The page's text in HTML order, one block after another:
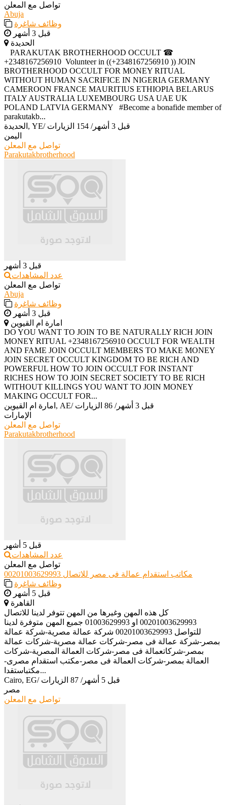
تواصل مع المعلن
Abuja
وظائف شاغرة
قبل 3 أشهر
الحديدة
‎ ‎ ‎ ‎PARAKUTAK BROTHERHOOD OCCULT ☎
+2348167256910 ‎ ‎Volunteer in ((+2348167256910 )) JOIN
BROTHERHOOD OCCULT FOR MONEY RITUAL
WITHOUT HUMAN SACRIFICE IN NIGERIA GERMANY
CAMEROON FRANCE MAURITIUS ETHIOPIA BELARUS
ITALY AUSTRALIA LUXEMBOURG USA UAE UK
POLAND LATVIA GERMANY ‎ ‎ ‎#Become a bonafide member of
parakutakb...
الحديدة, YE/ قبل 3 أشهر / 154 الزيارات
اليمن
تواصل مع المعلن
Parakutakbrotherhood
قبل 3 أشهر
عدد المشاهدات
تواصل مع المعلن
Abuja
وظائف شاغرة
قبل 3 أشهر
امارة ام القيوين
‎DO YOU WANT TO JOIN TO BE NATURALLY RICH JOIN
MONEY RITUAL +2348167256910 OCCULT FOR WEALTH
AND FAME JOIN OCCULT MEMBERS TO MAKE MONEY
JOIN SECRET OCCULT KINGDOM TO BE RICH AND
POWERFUL HOW TO JOIN OCCULT FOR INSTANT
RICHES HOW TO JOIN SECRET SOCIETY TO BE RICH
WITHOUT KILLINGS YOU WANT TO JOIN MONEY
MAKING OCCULT FOR...
امارة ام القيوين, AE/ قبل 3 أشهر / 86 الزيارات
الإمارات
تواصل مع المعلن
Parakutakbrotherhood
قبل 5 أشهر
عدد المشاهدات
تواصل مع المعلن
مكاتب استقدام عمالة فى مصر للاتصال 00201003629993
وظائف شاغرة
قبل 5 أشهر
القاهرة
كل هذه المهن وغيرها من المهن تتوفر لدينا للاتصال
00201003629993 او 01003629993 جميع المهن متوفرة لدينا
للتواصل 00201003629993 شركة عمالة مصرية-شركة عمالة
بمصر-شركة عمالة فى مصر-شركات عمالة مصرية-شركات عمالة
بمصر-شركاتعمالة فى مصر-شركات العمالة المصرية-شركات
العمالة بمصر-شركات العمالة فى مصر-مكتب استقدام مصرى-
مكتباستقدا...
Cairo, EG/ قبل 5 أشهر / 87 الزيارات
مصر
تواصل مع المعلن